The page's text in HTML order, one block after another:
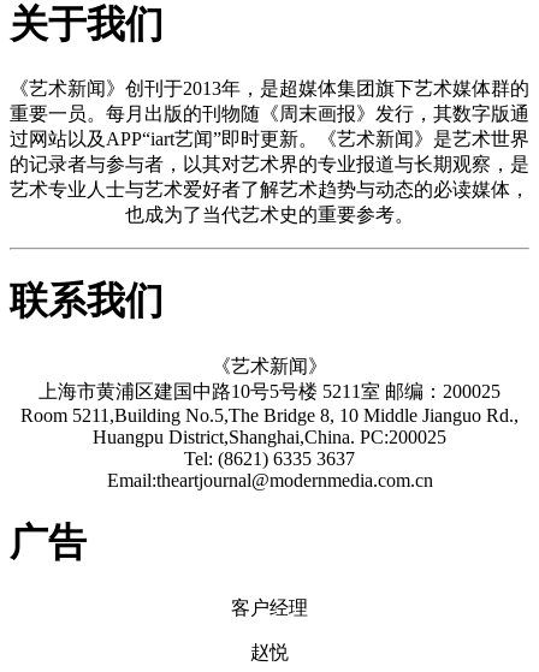
关于我们
《艺术新闻》创刊于2013年，是超媒体集团旗下艺术媒体群的
重要一员。每月出版的刊物随《周末画报》发行，其数字版通
过网站以及APP“iart艺闻”即时更新。《艺术新闻》是艺术世界
的记录者与参与者，以其对艺术界的专业报道与长期观察，是
艺术专业人士与艺术爱好者了解艺术趋势与动态的必读媒体，
也成为了当代艺术史的重要参考。
联系我们
《艺术新闻》
上海市黄浦区建国中路10号5号楼 5211室 邮编：200025
Room 5211,Building No.5,The Bridge 8, 10 Middle Jianguo Rd.,
Huangpu District,Shanghai,China. PC:200025
Tel: (8621) 6335 3637
Email:theartjournal@modernmedia.com.cn
广告
客户经理
赵悦